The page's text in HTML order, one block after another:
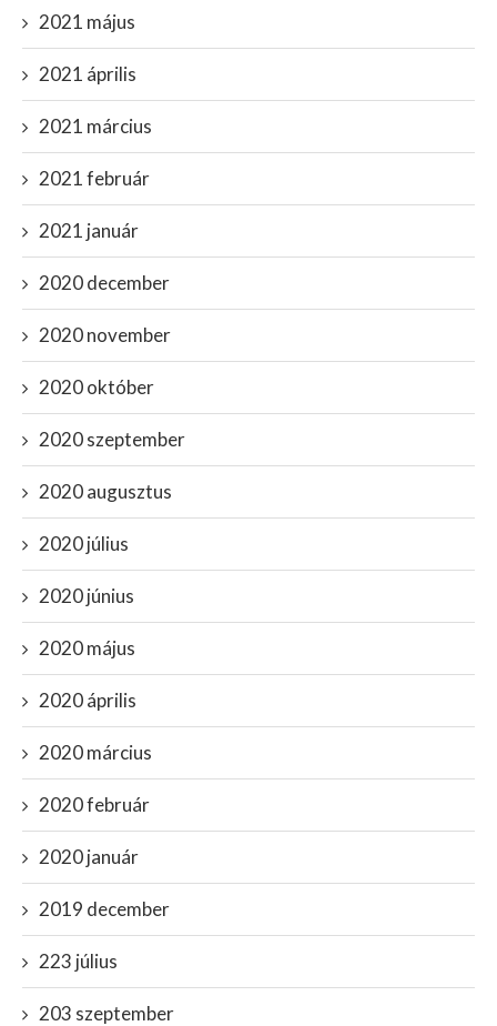
2021 május
2021 április
2021 március
2021 február
2021 január
2020 december
2020 november
2020 október
2020 szeptember
2020 augusztus
2020 július
2020 június
2020 május
2020 április
2020 március
2020 február
2020 január
2019 december
223 július
203 szeptember